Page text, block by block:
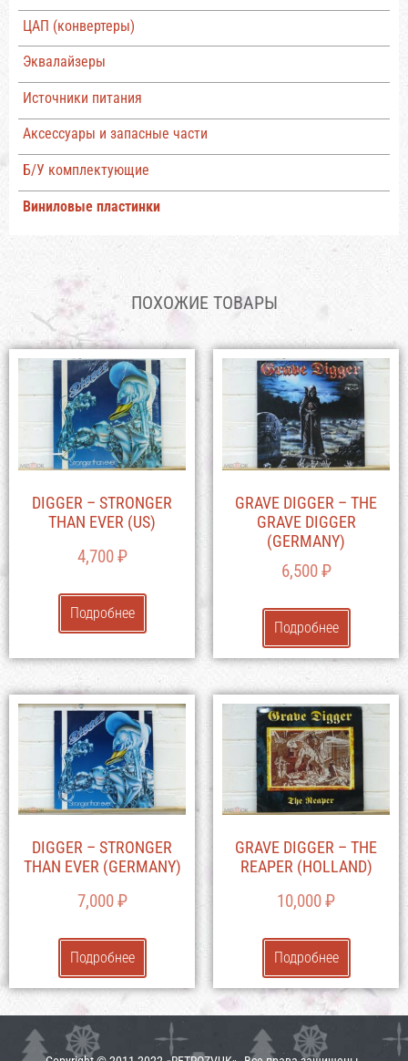
ЦАП (конвертеры)
Эквалайзеры
Источники питания
Аксессуары и запасные части
Б/У комплектующие
Виниловые пластинки
ПОХОЖИЕ ТОВАРЫ
DIGGER – STRONGER
THAN EVER (US)
4,700₽
Подробнее
GRAVE DIGGER – THE
GRAVE DIGGER
(GERMANY)
6,500₽
Подробнее
DIGGER – STRONGER
THAN EVER (GERMANY)
7,000₽
Подробнее
GRAVE DIGGER – THE
REAPER (HOLLAND)
10,000₽
Подробнее